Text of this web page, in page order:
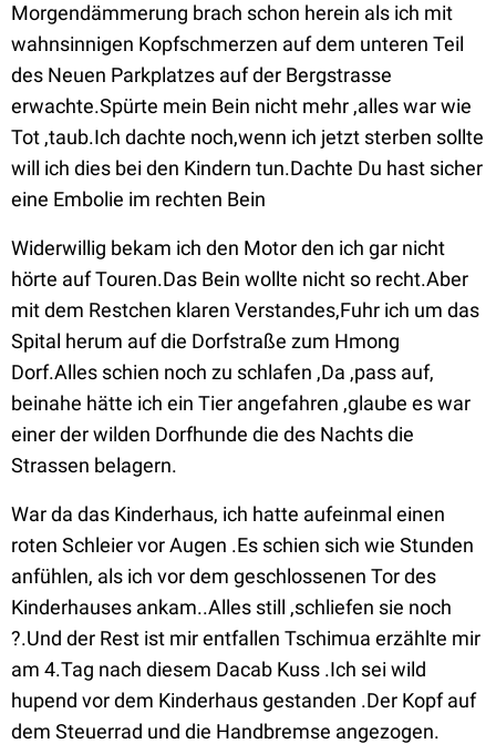
Morgendämmerung brach schon herein als ich mit
wahnsinnigen Kopfschmerzen auf dem unteren Teil
des Neuen Parkplatzes auf der Bergstrasse
erwachte.Spürte mein Bein nicht mehr ,alles war wie
Tot ,taub.Ich dachte noch,wenn ich jetzt sterben sollte
will ich dies bei den Kindern tun.Dachte Du hast sicher
eine Embolie im rechten Bein
Widerwillig bekam ich den Motor den ich gar nicht
hörte auf Touren.Das Bein wollte nicht so recht.Aber
mit dem Restchen klaren Verstandes,Fuhr ich um das
Spital herum auf die Dorfstraße zum Hmong
Dorf.Alles schien noch zu schlafen ,Da ,pass auf,
beinahe hätte ich ein Tier angefahren ,glaube es war
einer der wilden Dorfhunde die des Nachts die
Strassen belagern.
War da das Kinderhaus, ich hatte aufeinmal einen
roten Schleier vor Augen .Es schien sich wie Stunden
anfühlen, als ich vor dem geschlossenen Tor des
Kinderhauses ankam..Alles still ,schliefen sie noch
?.Und der Rest ist mir entfallen Tschimua erzählte mir
am 4.Tag nach diesem Dacab Kuss .Ich sei wild
hupend vor dem Kinderhaus gestanden .Der Kopf auf
dem Steuerrad und die Handbremse angezogen.